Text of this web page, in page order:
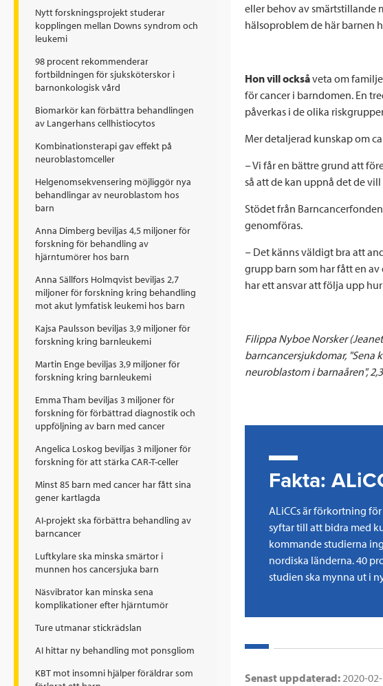
Nytt forskningsprojekt studerar
kopplingen mellan Downs syndrom och
leukemi
98 procent rekommenderar
fortbildningen för sjuksköterskor i
barnonkologisk vård
Biomarkör kan förbättra behandlingen
av Langerhans cellhistiocytos
Kombinationsterapi gav effekt på
neuroblastomceller
Helgenomsekvensering möjliggör nya
behandlingar av neuroblastom hos
barn
Anna Dimberg beviljas 4,5 miljoner för
forskning för behandling av
hjärntumörer hos barn
Anna Sällfors Holmqvist beviljas 2,7
miljoner för forskning kring behandling
mot akut lymfatisk leukemi hos barn
Kajsa Paulsson beviljas 3,9 miljoner för
forskning kring barnleukemi
Martin Enge beviljas 3,9 miljoner för
forskning kring barnleukemi
Emma Tham beviljas 3 miljoner för
forskning för förbättrad diagnostik och
uppföljning av barn med cancer
Angelica Loskog beviljas 3 miljoner för
forskning för att stärka CAR-T-celler
Minst 85 barn med cancer har fått sina
gener kartlagda
AI-projekt ska förbättra behandling av
barncancer
Luftkylare ska minska smärtor i
munnen hos cancersjuka barn
Näsvibrator kan minska sena
komplikationer efter hjärntumör
Ture utmanar stickrädslan
AI hittar ny behandling mot ponsgliom
KBT mot insomni hjälper föräldrar som
eller behov av smärtstillande
hälsoproblem de här barnen
Hon vill ocksåveta om
för cancer i barndomen. En
påverkas i de olika
Mer detaljerad kunskap om
− Vi får en bättre grund att
så att de kan uppnå det de
Stödet från
genomföras.
− Det känns väldigt bra att
grupp barn som har fått en
har ett ansvar att följa upp
Filippa Nyboe Norsker
barncancersjukdomar,
neuroblastom i barnaåren",
Fakta:
ALiCCs är förkortning
syftar till att bidra med
kommande studierna
nordiska länderna. 40
studien ska mynna ut i
Senast uppdaterad: 2020-